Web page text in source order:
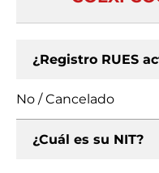
¿Registro RUES
No / Cancelado
¿Cuál es su NIT?